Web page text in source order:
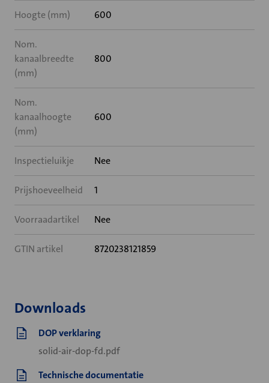
Hoogte (mm) 600
Nom.
kanaalbreedte
(mm)
800
Nom.
kanaalhoogte
(mm)
600
Inspectieluikje Nee
Prijshoeveelheid 1
Voorraadartikel Nee
GTIN artikel 8720238121859
Downloads
DOP verklaring
solid-air-dop-fd.pdf
Technische documentatie